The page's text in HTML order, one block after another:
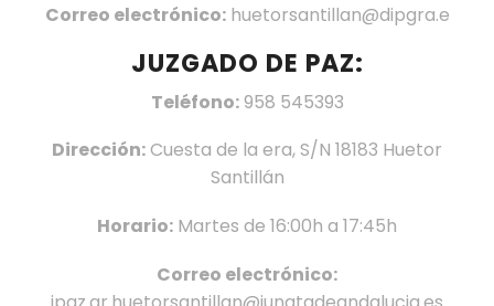
Correo electrónico:huetorsantillan@dipgra.e
JUZGADO DE PAZ:
Teléfono:958 545393
Dirección:Cuesta de la era, S/N 18183 Huetor
Santillán
Horario: Martes de 16:00h a 17:45h
Correo electrónico: